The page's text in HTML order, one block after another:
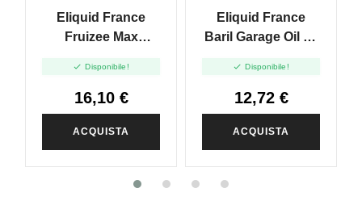
Eliquid France
Fruizee Max
Mandarin - Vape
Shot - 10ml
 Disponibile!
16,10 €
ACQUISTA
Eliquid France
Baril Garage Oil 05
Fresh - Vape Shot -
10ml
 Disponibile!
12,72 €
ACQUISTA